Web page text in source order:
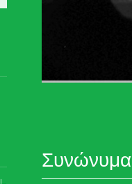
Συνώνυμα